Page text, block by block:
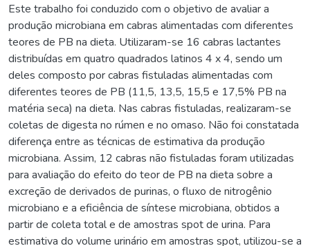
Este trabalho foi conduzido com o objetivo de avaliar a
produção microbiana em cabras alimentadas com diferentes
teores de PB na dieta. Utilizaram-se 16 cabras lactantes
distribuídas em quatro quadrados latinos 4 x 4, sendo um
deles composto por cabras fistuladas alimentadas com
diferentes teores de PB (11,5, 13,5, 15,5 e 17,5% PB na
matéria seca) na dieta. Nas cabras fistuladas, realizaram-se
coletas de digesta no rúmen e no omaso. Não foi constatada
diferença entre as técnicas de estimativa da produção
microbiana. Assim, 12 cabras não fistuladas foram utilizadas
para avaliação do efeito do teor de PB na dieta sobre a
excreção de derivados de purinas, o fluxo de nitrogênio
microbiano e a eficiência de síntese microbiana, obtidos a
partir de coleta total e de amostras spot de urina. Para
estimativa do volume urinário em amostras spot, utilizou-se a